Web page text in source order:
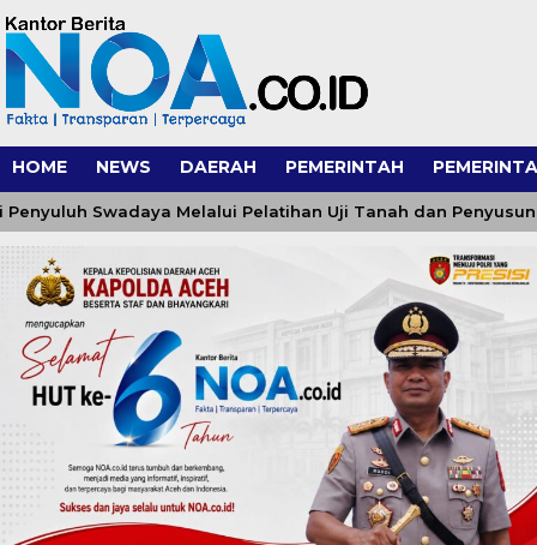
HOME NEWS DAERAH PEMERINTAH
Swadaya Melalui Pelatihan Uji Tanah dan Penyusunan